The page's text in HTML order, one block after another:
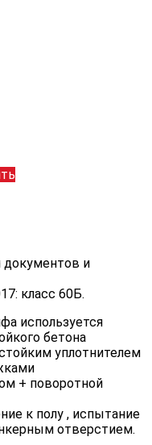
документов и
класс 60Б.
используется
бетона
уплотнителем
+ поворотной
к полу , испытание
отверстием.